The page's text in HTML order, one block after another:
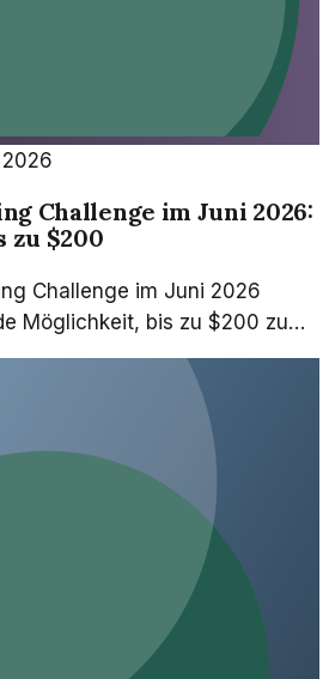
Challenge im Juni 2026:
zu $200
Challenge im Juni 2026
Möglichkeit, bis zu $200 zu
wie Sie mit Krypto-Handel